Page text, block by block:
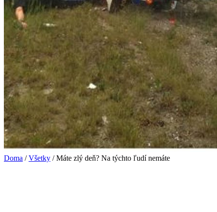
Doma /Všetky / Máte zlý deň? Na týchto ľudí nemáte